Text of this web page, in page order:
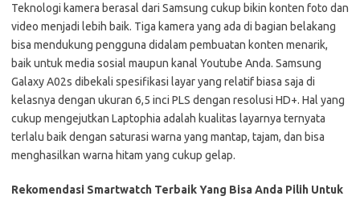
Teknologi kamera berasal dari Samsung cukup bikin konten foto dan
video menjadi lebih baik. Tiga kamera yang ada di bagian belakang
bisa mendukung pengguna didalam pembuatan konten menarik,
baik untuk media sosial maupun kanal Youtube Anda. Samsung
Galaxy A02s dibekali spesifikasi layar yang relatif biasa saja di
kelasnya dengan ukuran 6,5 inci PLS dengan resolusi HD+. Hal yang
cukup mengejutkan Laptophia adalah kualitas layarnya ternyata
terlalu baik dengan saturasi warna yang mantap, tajam, dan bisa
menghasilkan warna hitam yang cukup gelap.
Rekomendasi Smartwatch Terbaik Yang Bisa Anda Pilih Untuk